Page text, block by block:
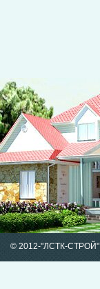
© 2012-"ЛСТК-СТРОЙ"